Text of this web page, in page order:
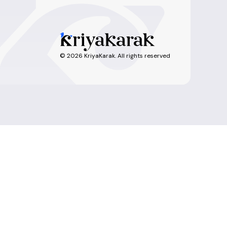
© 2026 KriyaKarak. All rights reserved